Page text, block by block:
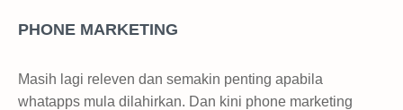
PHONE MARKETING
Masih lagi releven dan semakin penting apabila
whatapps mula dilahirkan. Dan kini phone marketing